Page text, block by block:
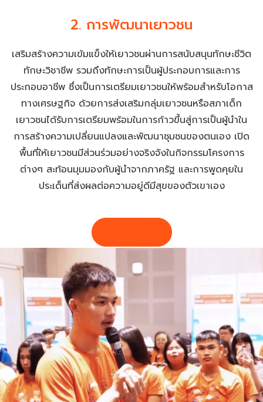
2. การพัฒนาเยาวชน
เสริมสร้างความเข้มแข็งให้เยาวชนผ่านการสนับสนุนทักษะชีวิต
ทักษะวิชาชีพ รวมถึงทักษะการเป็นผู้ประกอบการและการ
ประกอบอาชีพ ซึ่งเป็นการเตรียมเยาวชนให้พร้อมสำหรับโอกาส
ทางเศรษฐกิจ ด้วยการส่งเสริมกลุ่มเยาวชนหรือสภาเด็ก
เยาวชนได้รับการเตรียมพร้อมในการก้าวขึ้นสู่การเป็นผู้นำใน
การสร้างความเปลี่ยนแปลงและพัฒนาชุมชนของตนเอง เปิด
พื้นที่ให้เยาวชนมีส่วนร่วมอย่างจริงจังในกิจกรรมโครงการ
ต่างๆ สะท้อนมุมมองกับผู้นำจากภาครัฐ และการพูดคุยใน
ประเด็นที่ส่งผลต่อความอยู่ดีมีสุขของตัวเขาเอง